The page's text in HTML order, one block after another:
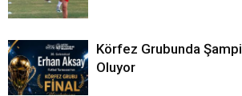
Körfez Grubunda
Oluyor